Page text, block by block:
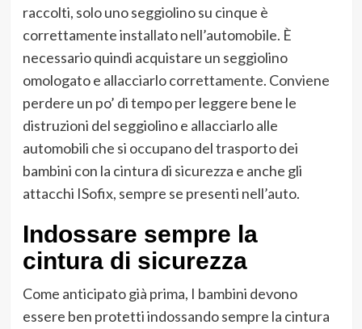
raccolti, solo uno seggiolino su cinque è
correttamente installato nell’automobile. È
necessario quindi acquistare un seggiolino
omologato e allacciarlo correttamente. Conviene
perdere un po’ di tempo per leggere bene le
distruzioni del seggiolino e allacciarlo alle
automobili che si occupano del trasporto dei
bambini con la cintura di sicurezza e anche gli
attacchi ISofix, sempre se presenti nell’auto.
Indossare sempre la
cintura di sicurezza
Come anticipato già prima, I bambini devono
essere ben protetti indossando sempre la cintura